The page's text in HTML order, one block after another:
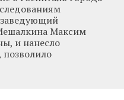
заведующий
Максим
и нанесло